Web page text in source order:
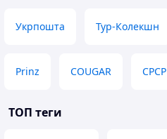
Укрпошта Тур-Колекшн
Prinz COUGAR СРСР
ТОП теги